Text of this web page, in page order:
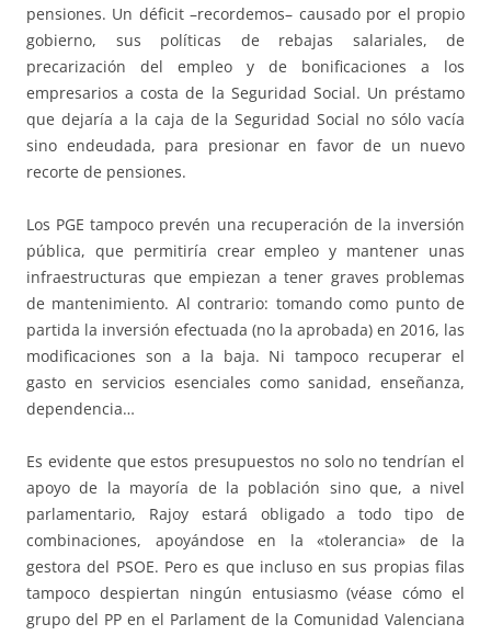
pensiones. Un déficit –recordemos– causado por el propio
gobierno, sus políticas de rebajas salariales, de
precarización del empleo y de bonificaciones a los
empresarios a costa de la Seguridad Social. Un préstamo
que dejaría a la caja de la Seguridad Social no sólo vacía
sino endeudada, para presionar en favor de un nuevo
recorte de pensiones.
Los PGE tampoco prevén una recuperación de la inversión
pública, que permitiría crear empleo y mantener unas
infraestructuras que empiezan a tener graves problemas
de mantenimiento. Al contrario: tomando como punto de
partida la inversión efectuada (no la aprobada) en 2016, las
modificaciones son a la baja. Ni tampoco recuperar el
gasto en servicios esenciales como sanidad, enseñanza,
dependencia…
Es evidente que estos presupuestos no solo no tendrían el
apoyo de la mayoría de la población sino que, a nivel
parlamentario, Rajoy estará obligado a todo tipo de
combinaciones, apoyándose en la «tolerancia» de la
gestora del PSOE. Pero es que incluso en sus propias filas
tampoco despiertan ningún entusiasmo (véase cómo el
grupo del PP en el Parlament de la Comunidad Valenciana